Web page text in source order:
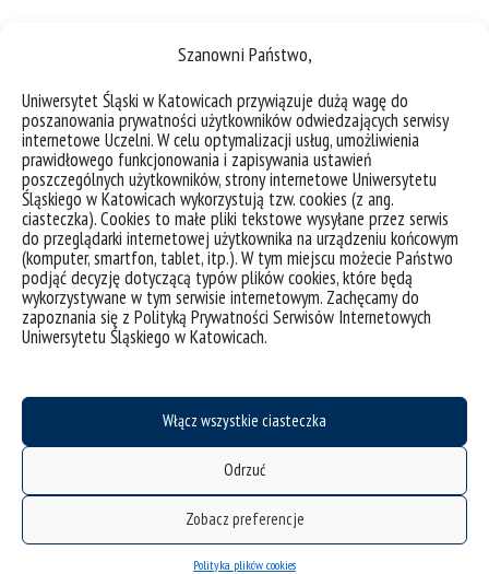
Szanowni Państwo,
Uniwersytet Śląski w Katowicach przywiązuje dużą wagę do
poszanowania prywatności użytkowników odwiedzających serwisy
internetowe Uczelni. W celu optymalizacji usług, umożliwienia
prawidłowego funkcjonowania i zapisywania ustawień
poszczególnych użytkowników, strony internetowe Uniwersytetu
Śląskiego w Katowicach wykorzystują tzw. cookies (z ang.
ciasteczka). Cookies to małe pliki tekstowe wysyłane przez serwis
do przeglądarki internetowej użytkownika na urządzeniu końcowym
(komputer, smartfon, tablet, itp.). W tym miejscu możecie Państwo
podjąć decyzję dotyczącą typów plików cookies, które będą
wykorzystywane w tym serwisie internetowym. Zachęcamy do
zapoznania się z Polityką Prywatności Serwisów Internetowych
Uniwersytetu Śląskiego w Katowicach.
Włącz wszystkie ciasteczka
Odrzuć
Zobacz preferencje
Polityka plików cookies
deklaracja dostępności
mapa strony